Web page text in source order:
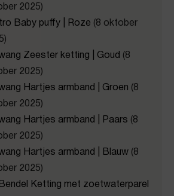
2025)
Baby puffy | Roze (8 oktober
Zeester ketting | Goud (8
2025)
Hartjes armband | Groen (8
2025)
Hartjes armband | Paars (8
2025)
Hartjes armband | Blauw (8
2025)
Ketting met zoetwaterparel